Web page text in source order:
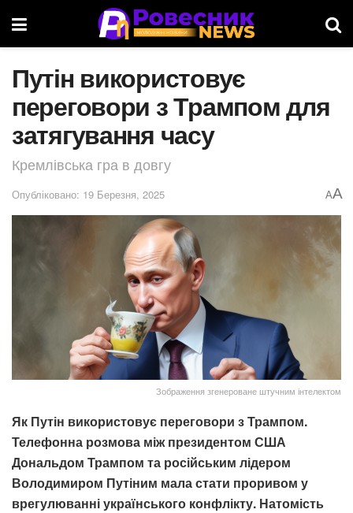
Путін використовує
переговори з Трампом для
затягування часу
Кремлівська гра в довгу
Опубліковано: 19 Березня, 2025 AA
Зображення згенероване штучним інтелектом
Як Путін використовує переговори з Трампом.
Телефонна розмова між президентом США
Дональдом Трампом та російським лідером
Володимиром Путіним мала стати проривом у
врегулюванні українського конфлікту. Натомість